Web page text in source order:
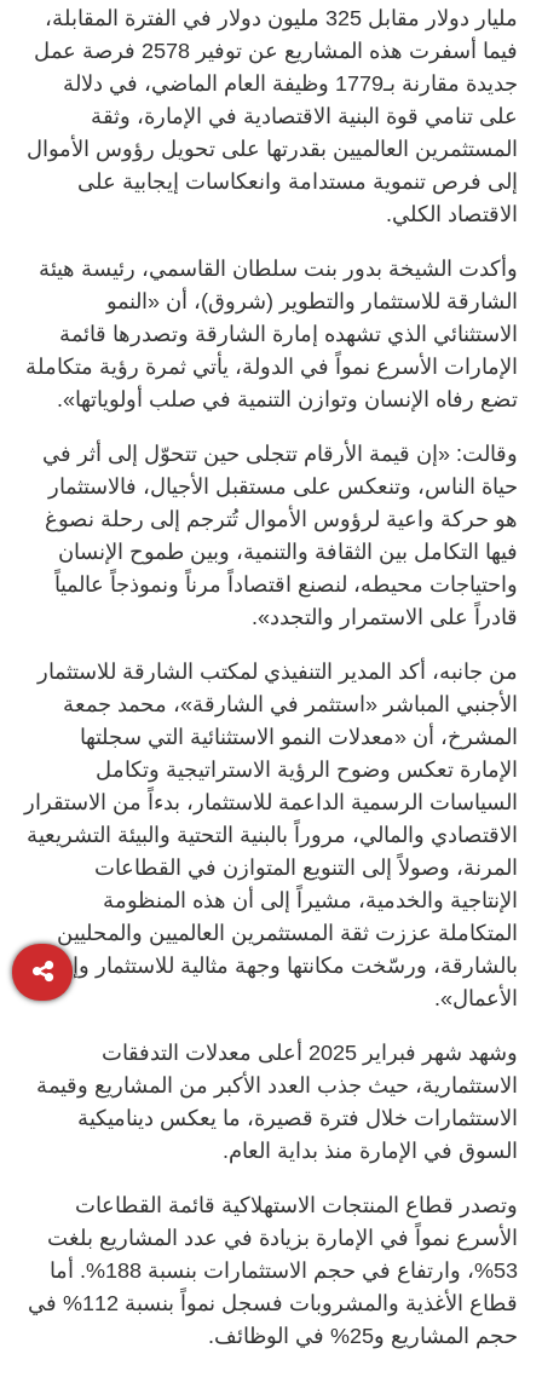
مليار دولار مقابل 325 مليون دولار في الفترة المقابلة،
فيما أسفرت هذه المشاريع عن توفير 2578 فرصة عمل
جديدة مقارنة بـ1779 وظيفة العام الماضي، في دلالة
على تنامي قوة البنية الاقتصادية في الإمارة، وثقة
المستثمرين العالميين بقدرتها على تحويل رؤوس الأموال
إلى فرص تنموية مستدامة وانعكاسات إيجابية على
الاقتصاد الكلي.
وأكدت الشيخة بدور بنت سلطان القاسمي، رئيسة هيئة
الشارقة للاستثمار والتطوير (شروق)، أن «النمو
الاستثنائي الذي تشهده إمارة الشارقة وتصدرها قائمة
الإمارات الأسرع نمواً في الدولة، يأتي ثمرة رؤية متكاملة
تضع رفاه الإنسان وتوازن التنمية في صلب أولوياتها».
وقالت: «إن قيمة الأرقام تتجلى حين تتحوّل إلى أثر في
حياة الناس، وتنعكس على مستقبل الأجيال، فالاستثمار
هو حركة واعية لرؤوس الأموال تُترجم إلى رحلة نصوغ
فيها التكامل بين الثقافة والتنمية، وبين طموح الإنسان
واحتياجات محيطه، لنصنع اقتصاداً مرناً ونموذجاً عالمياً
قادراً على الاستمرار والتجدد».
من جانبه، أكد المدير التنفيذي لمكتب الشارقة للاستثمار
الأجنبي المباشر «استثمر في الشارقة»، محمد جمعة
المشرخ، أن «معدلات النمو الاستثنائية التي سجلتها
الإمارة تعكس وضوح الرؤية الاستراتيجية وتكامل
السياسات الرسمية الداعمة للاستثمار، بدءاً من الاستقرار
الاقتصادي والمالي، مروراً بالبنية التحتية والبيئة التشريعية
المرنة، وصولاً إلى التنويع المتوازن في القطاعات
الإنتاجية والخدمية، مشيراً إلى أن هذه المنظومة
المتكاملة عززت ثقة المستثمرين العالميين والمحليين
بالشارقة، ورسّخت مكانتها وجهة مثالية للاستثمار وإنشاء
الأعمال».
وشهد شهر فبراير 2025 أعلى معدلات التدفقات
الاستثمارية، حيث جذب العدد الأكبر من المشاريع وقيمة
الاستثمارات خلال فترة قصيرة، ما يعكس ديناميكية
السوق في الإمارة منذ بداية العام.
وتصدر قطاع المنتجات الاستهلاكية قائمة القطاعات
الأسرع نمواً في الإمارة بزيادة في عدد المشاريع بلغت
53%، وارتفاع في حجم الاستثمارات بنسبة 188%. أما
قطاع الأغذية والمشروبات فسجل نمواً بنسبة 112% في
حجم المشاريع و25% في الوظائف.